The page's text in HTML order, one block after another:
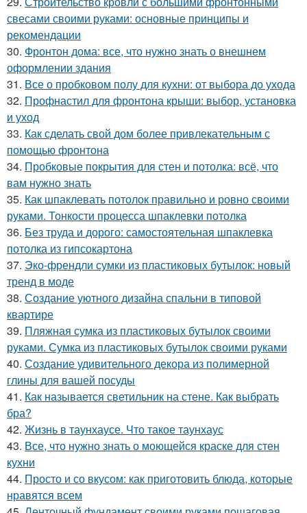
свесами своими руками: основные принципы и
рекомендации
30. Фронтон дома: все, что нужно знать о внешнем
оформлении здания
31. Все о пробковом полу для кухни: от выбора до ухода
32. Профнастил для фронтона крыши: выбор, установка
и уход
33. Как сделать свой дом более привлекательным с
помощью фронтона
34. Пробковые покрытия для стен и потолка: всё, что
вам нужно знать
35. Как шпаклевать потолок правильно и ровно своими
руками. Тонкости процесса шпаклевки потолка
36. Без труда и дорого: самостоятельная шпаклевка
потолка из гипсокартона
37. Эко-френдли сумки из пластиковых бутылок: новый
тренд в моде
38. Создание уютного дизайна спальни в типовой
квартире
39. Пляжная сумка из пластиковых бутылок своими
руками. Сумка из пластиковых бутылок своими руками
40. Создание удивительного декора из полимерной
глины для вашей посуды
41. Как называется светильник на стене. Как выбрать
бра?
42. Жизнь в таунхаусе. Что такое таунхаус
43. Все, что нужно знать о моющейся краске для стен
кухни
44. Просто и со вкусом: как приготовить блюда, которые
нравятся всем